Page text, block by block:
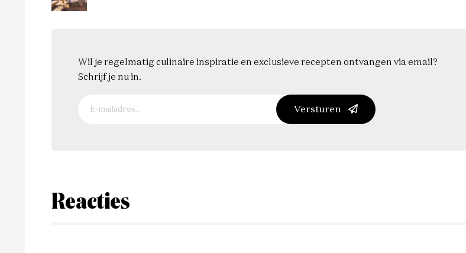
Wil je regelmatig culinaire inspiratie en exclusieve recepten ontvangen via email?
Schrijf je nu in.
Versturen
Reacties